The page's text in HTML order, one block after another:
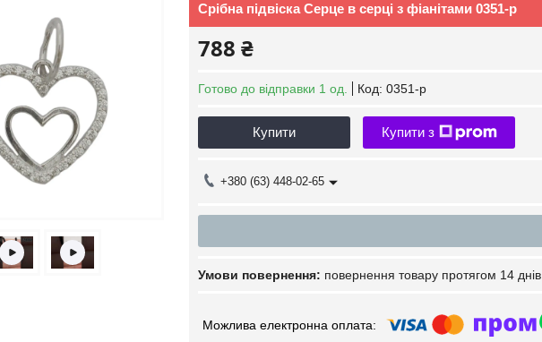
Срібна підвіска Серце в серці з фіанітами 0351-р
788 ₴
Готово до відправки 1 од. Код: 0351-р
Купити Купити з
+380 (63) 448-02-65
повернення товару протягом 14 днів